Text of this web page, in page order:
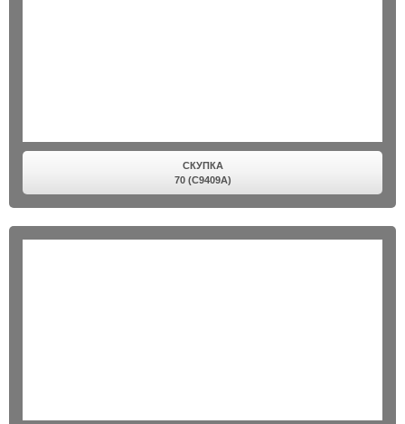
СКУПКА
70 (C9409A)